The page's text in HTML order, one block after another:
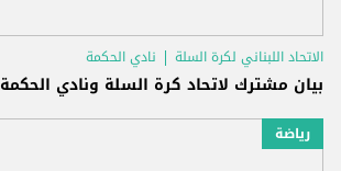
الاتحاد اللبناني لكرة السلة نادي الحكمة
بيان مشترك لاتحاد كرة السلة ونادي الحكمة
رياضة